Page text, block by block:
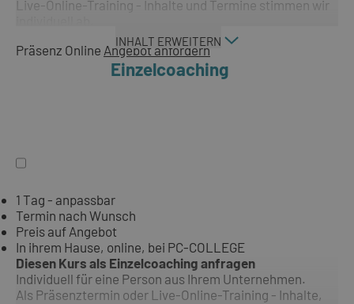
Live-Online-Training - Inhalte und Termine stimmen wir
INHALT ERWEITERN
Präsenz Online Angebot anfordern
Einzelcoaching
1 Tag - anpassbar
Termin nach Wunsch
Preis auf Angebot
In ihrem Hause, online, bei PC-COLLEGE
Diesen Kurs als Einzelcoaching anfragen
Individuell für eine Person aus Ihrem Unternehmen.
Als Präsenztermin oder Live-Online-Training - Inhalte,